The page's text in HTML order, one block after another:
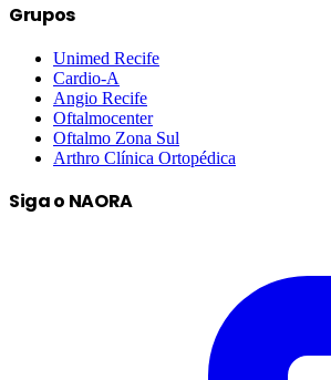
Grupos
Unimed Recife
Cardio-A
Angio Recife
Oftalmocenter
Oftalmo Zona Sul
Arthro Clínica Ortopédica
Siga o NAORA